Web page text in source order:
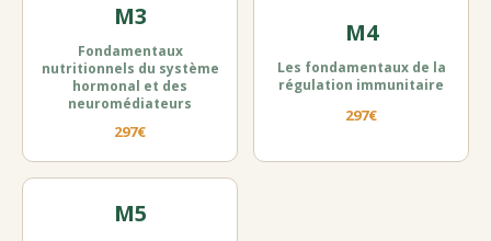
M3
Fondamentaux
nutritionnels du système
hormonal et des
neuromédiateurs
297€
M4
Les fondamentaux de la
régulation immunitaire
297€
M5